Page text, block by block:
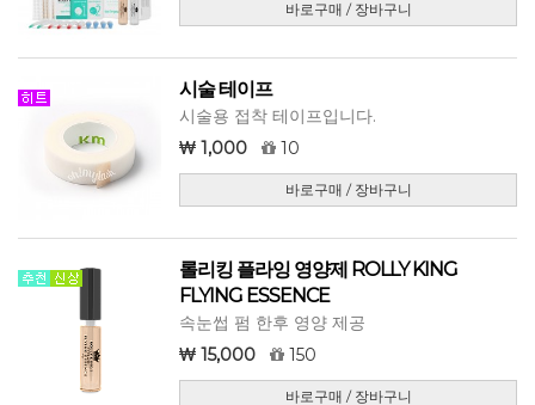
바로구매 / 장바구니
시술 테이프
시술용 접착 테이프입니다.
1,000
10
바로구매 / 장바구니
롤리킹 플라잉 영양제 ROLLY KING
FLYING ESSENCE
속눈썹 펌 한후 영양 제공
15,000
150
바로구매 / 장바구니